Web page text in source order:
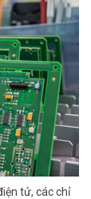
tử, các chỉ